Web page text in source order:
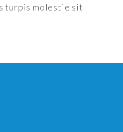
turpis molestie sit